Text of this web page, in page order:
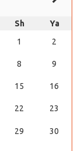
Sh
Ya
1
2
8 9
15 16
22 23
29 30